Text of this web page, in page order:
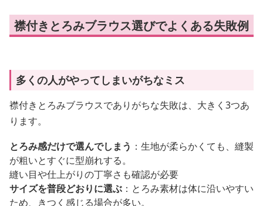
襟付きとろみブラウス選びでよくある失敗例
多くの人がやってしまいがちなミス
襟付きとろみブラウスでありがちな失敗は、大きく3つあ
ります。
とろみ感だけで選んでしまう ：生地が柔らかくても、縫製
が粗いとすぐに型崩れする。
縫い目や仕上がりの丁寧さも確認が必要
サイズを普段どおりに選ぶ ：とろみ素材は体に沿いやすい
ため、きつく感じる場合が多い。